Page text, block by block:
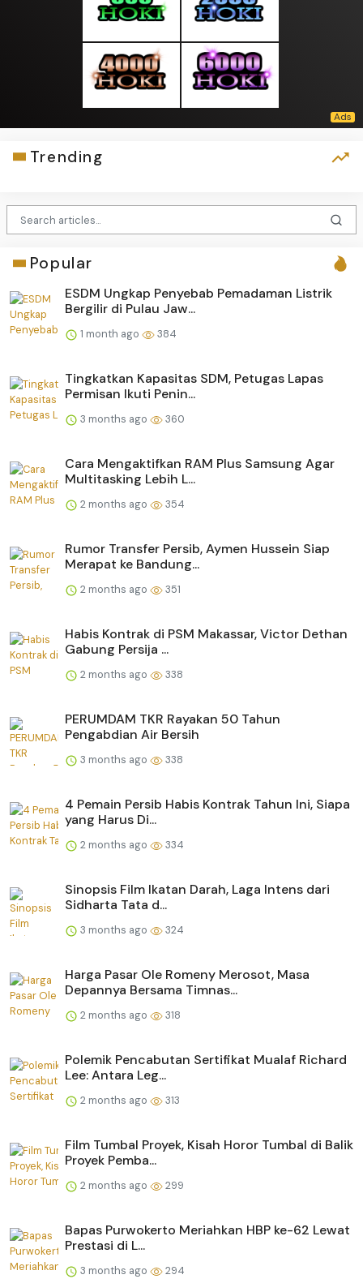
Trending
Popular
ESDM Ungkap Penyebab Pemadaman Listrik
Bergilir di Pulau Jaw...
1 month ago 384
Tingkatkan Kapasitas SDM, Petugas Lapas
Permisan Ikuti Penin...
3 months ago 360
Cara Mengaktifkan RAM Plus Samsung Agar
Multitasking Lebih L...
2 months ago 354
Rumor Transfer Persib, Aymen Hussein Siap
Merapat ke Bandung...
2 months ago 351
Habis Kontrak di PSM Makassar, Victor Dethan
Gabung Persija ...
2 months ago 338
PERUMDAM TKR Rayakan 50 Tahun
Pengabdian Air Bersih
3 months ago 338
4 Pemain Persib Habis Kontrak Tahun Ini, Siapa
yang Harus Di...
2 months ago 334
Sinopsis Film Ikatan Darah, Laga Intens dari
Sidharta Tata d...
3 months ago 324
Harga Pasar Ole Romeny Merosot, Masa
Depannya Bersama Timnas...
2 months ago 318
Polemik Pencabutan Sertifikat Mualaf Richard
Lee: Antara Leg...
2 months ago 313
Film Tumbal Proyek, Kisah Horor Tumbal di Balik
Proyek Pemba...
2 months ago 299
Bapas Purwokerto Meriahkan HBP ke-62 Lewat
Prestasi di L...
3 months ago 294